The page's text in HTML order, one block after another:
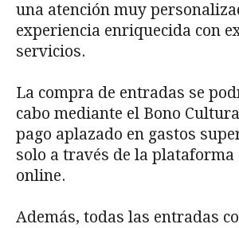
una atención muy
experiencia enriquecida con
servicios.
La compra de entradas se
cabo mediante el Bono
pago aplazado en gastos
solo a través de la plataforma
online.
Además, todas las entradas